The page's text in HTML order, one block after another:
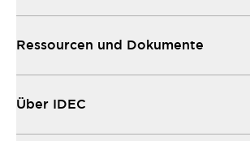
Ressourcen und Dokumente
Über IDEC